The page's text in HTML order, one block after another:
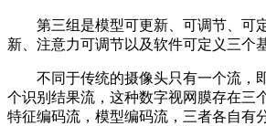
第三组是模型可更新、可调节、可
新、注意力可调节以及软件可定义三个
不同于传统的摄像头只有一个流，
个识别结果流，这种数字视网膜存在三
特征编码流，模型编码流，三者各自有